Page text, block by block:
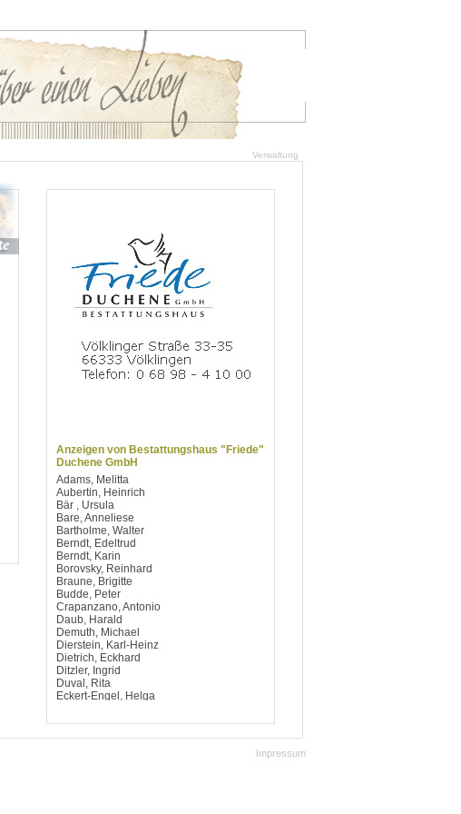
Verwaltung
Anzeigen von Bestattungshaus "Friede"
Duchene GmbH
Adams, Melitta
Aubertin, Heinrich
Bär , Ursula
Bare, Anneliese
Bartholme, Walter
Berndt, Edeltrud
Berndt, Karin
Borovsky, Reinhard
Braune, Brigitte
Budde, Peter
Crapanzano, Antonio
Daub, Harald
Demuth, Michael
Dierstein, Karl-Heinz
Dietrich, Eckhard
Ditzler, Ingrid
Duval, Rita
Eckert-Engel, Helga
Fersing, Jürgen
Impressum